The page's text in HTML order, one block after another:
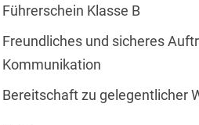
Führerschein Klasse B
Freundliches und sicheres
Kommunikation
Bereitschaft zu gelegentlicher